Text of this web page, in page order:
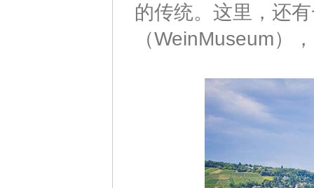
的传统。这里，还
（WeinMuseum）